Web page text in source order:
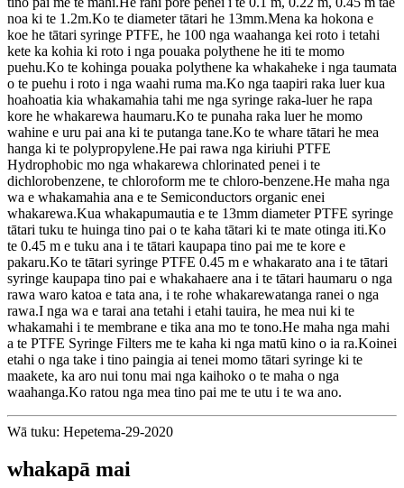
noa ki te 1.2m.Ko te diameter tātari he 13mm.Mena ka hokona e
koe he tātari syringe PTFE, he 100 nga waahanga kei roto i tetahi
kete ka kohia ki roto i nga pouaka polythene he iti te momo
puehu.Ko te kohinga pouaka polythene ka whakaheke i nga taumata
o te puehu i roto i nga waahi ruma ma.Ko nga taapiri raka luer kua
hoahoatia kia whakamahia tahi me nga syringe raka-luer he rapa
kore he whakarewa haumaru.Ko te punaha raka luer he momo
wahine e uru pai ana ki te putanga tane.Ko te whare tātari he mea
hanga ki te polypropylene.He pai rawa nga kiriuhi PTFE
Hydrophobic mo nga whakarewa chlorinated penei i te
dichlorobenzene, te chloroform me te chloro-benzene.He maha nga
wa e whakamahia ana e te Semiconductors organic enei
whakarewa.Kua whakapumautia e te 13mm diameter PTFE syringe
tātari tuku te huinga tino pai o te kaha tātari ki te mate otinga iti.Ko
te 0.45 m e tuku ana i te tātari kaupapa tino pai me te kore e
pakaru.Ko te tātari syringe PTFE 0.45 m e whakarato ana i te tātari
syringe kaupapa tino pai e whakahaere ana i te tātari haumaru o nga
rawa waro katoa e tata ana, i te rohe whakarewatanga ranei o nga
rawa.I nga wa e tarai ana tetahi i etahi tauira, he mea nui ki te
whakamahi i te membrane e tika ana mo te tono.He maha nga mahi
a te PTFE Syringe Filters me te kaha ki nga matū kino o ia ra.Koinei
etahi o nga take i tino paingia ai tenei momo tātari syringe ki te
maakete, ka aro nui tonu mai nga kaihoko o te maha o nga
waahanga.Ko ratou nga mea tino pai me te utu i te wa ano.
Wā tuku: Hepetema-29-2020
whakapā mai